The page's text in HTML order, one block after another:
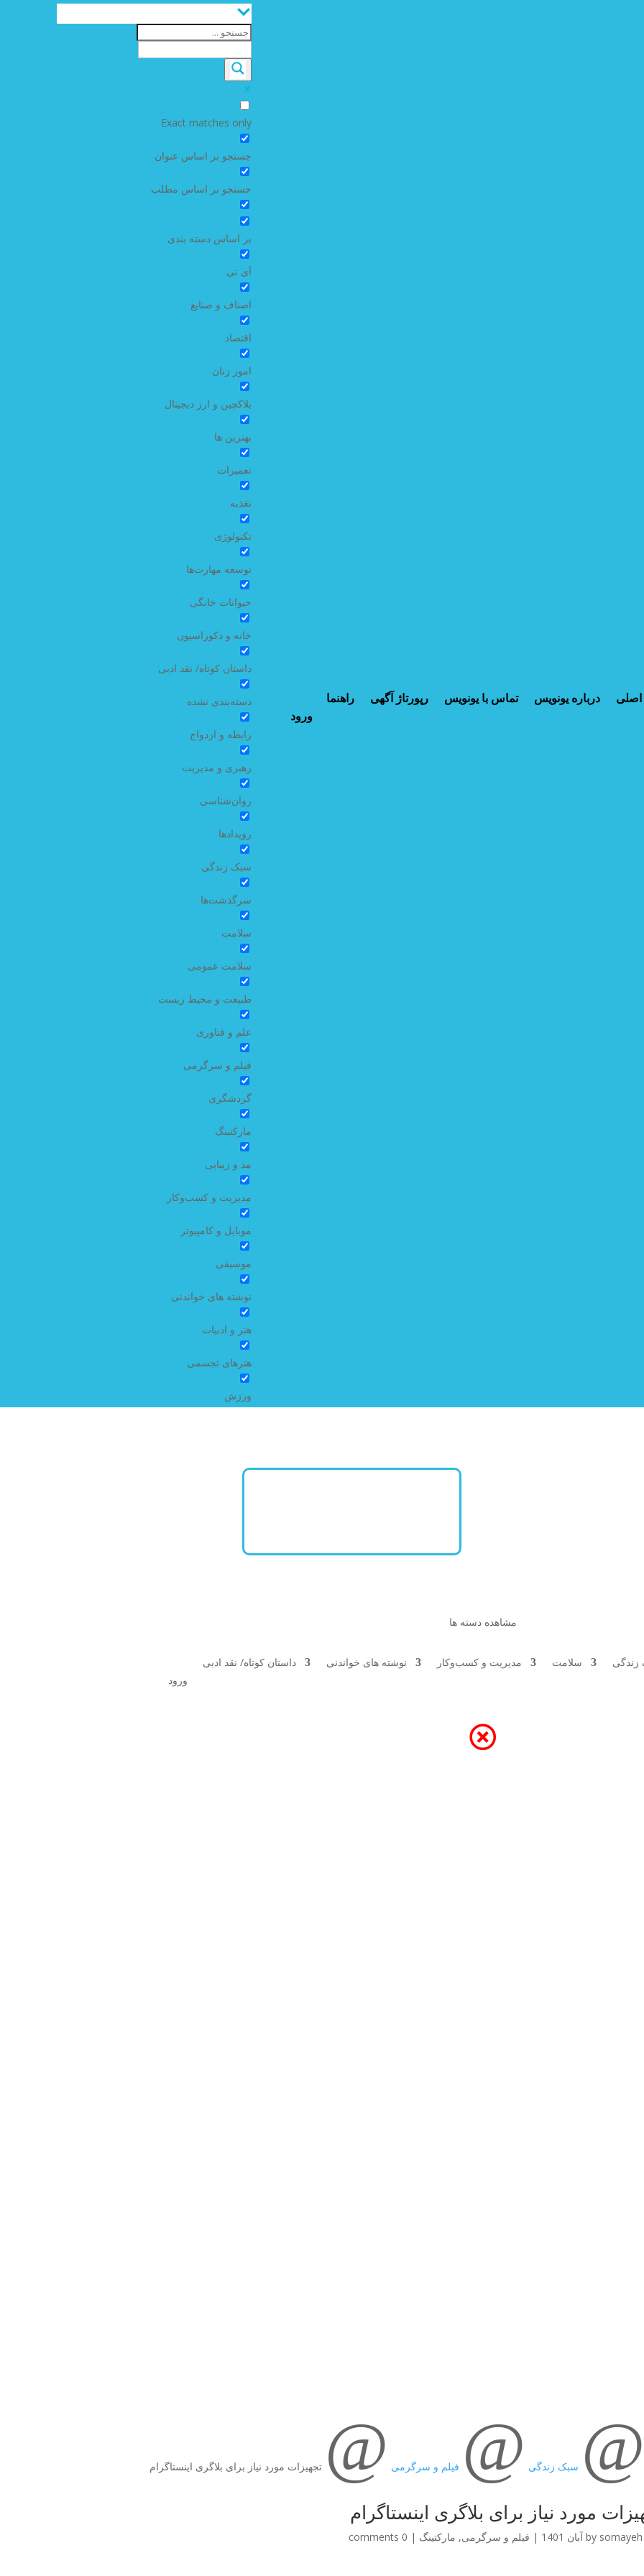
درباره یونویس تماس با یونویس رپورتاژ آگهی
راهنما
ورود
Exact matches only
جستجو بر اساس عنوان
جستجو بر اساس مطلب
بر اساس دسته بندی
آی تی
اصناف و صنایع
اقتصاد
امور زنان
بلاکچین و ارز دیجیتال
بهترین ها
تعمیرات
تغذیه
تکنولوژی
توسعه مهارت‌ها
حیوانات خانگی
خانه و دکوراسیون
داستان کوتاه/ نقد ادبی
دسته‌بندی نشده
رابطه و ازدواج
رهبری و مدیریت
روان‌شناسی
رویدادها
سبک زندگی
سرگذشت‌ها
سلامت
سلامت عمومی
طبیعت و محیط زیست
علم و فناوری
فیلم و سرگرمی
گردشگری
مارکتینگ
مد و زیبایی
مدیریت و کسب‌وکار
موبایل و کامپیوتر
موسیقی
نوشته های خواندنی
هنر و ادبیات
هنرهای تجسمی
ورزش
مشاهده دسته ها
سلامت مدیریت و کسب‌وکار نوشته های خواندنی
داستان کوتاه/ نقد ادبی
ورود
@ سبک زندگی @ فیلم و سرگرمی @ تجهیزات مورد نیاز برای بلاگری اینستاگرام
مورد نیاز برای بلاگری اینستاگرام
by somayeh
| فیلم و سرگرمی, مارکتینگ |
0 comments